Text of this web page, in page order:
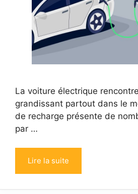
La voiture électrique
grandissant partout dans le
de recharge présente de
par …
Lire la suite